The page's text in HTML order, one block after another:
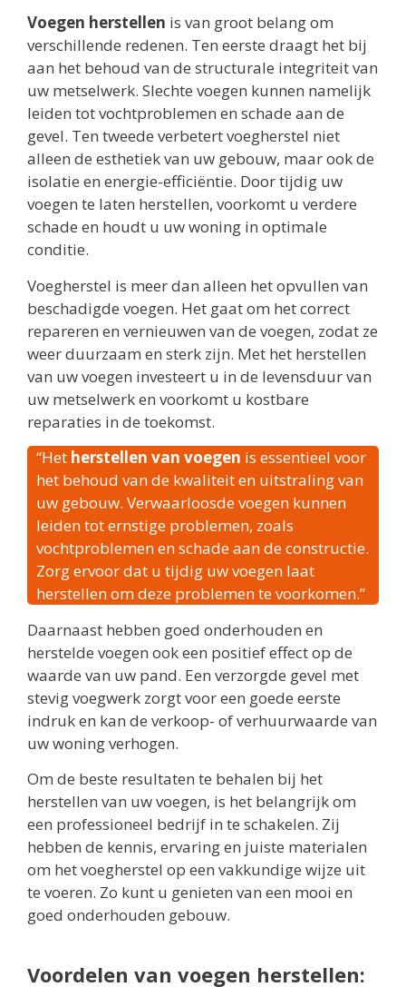
Voegen herstellen is van groot belang om
verschillende redenen. Ten eerste draagt het bij
aan het behoud van de structurale integriteit van
uw metselwerk. Slechte voegen kunnen namelijk
leiden tot vochtproblemen en schade aan de
gevel. Ten tweede verbetert voegherstel niet
alleen de esthetiek van uw gebouw, maar ook de
isolatie en energie-efficiëntie. Door tijdig uw
voegen te laten herstellen, voorkomt u verdere
schade en houdt u uw woning in optimale
conditie.
Voegherstel is meer dan alleen het opvullen van
beschadigde voegen. Het gaat om het correct
repareren en vernieuwen van de voegen, zodat ze
weer duurzaam en sterk zijn. Met het herstellen
van uw voegen investeert u in de levensduur van
uw metselwerk en voorkomt u kostbare
reparaties in de toekomst.
“Het herstellen van voegen is essentieel voor
het behoud van de kwaliteit en uitstraling van
uw gebouw. Verwaarloosde voegen kunnen
leiden tot ernstige problemen, zoals
vochtproblemen en schade aan de constructie.
Zorg ervoor dat u tijdig uw voegen laat
herstellen om deze problemen te voorkomen.”
Daarnaast hebben goed onderhouden en
herstelde voegen ook een positief effect op de
waarde van uw pand. Een verzorgde gevel met
stevig voegwerk zorgt voor een goede eerste
indruk en kan de verkoop- of verhuurwaarde van
uw woning verhogen.
Om de beste resultaten te behalen bij het
herstellen van uw voegen, is het belangrijk om
een professioneel bedrijf in te schakelen. Zij
hebben de kennis, ervaring en juiste materialen
om het voegherstel op een vakkundige wijze uit
te voeren. Zo kunt u genieten van een mooi en
goed onderhouden gebouw.
Voordelen van voegen herstellen: